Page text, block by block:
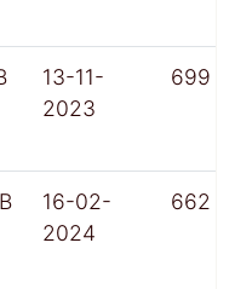
13-11-
2023
699
16-02-
2024
662